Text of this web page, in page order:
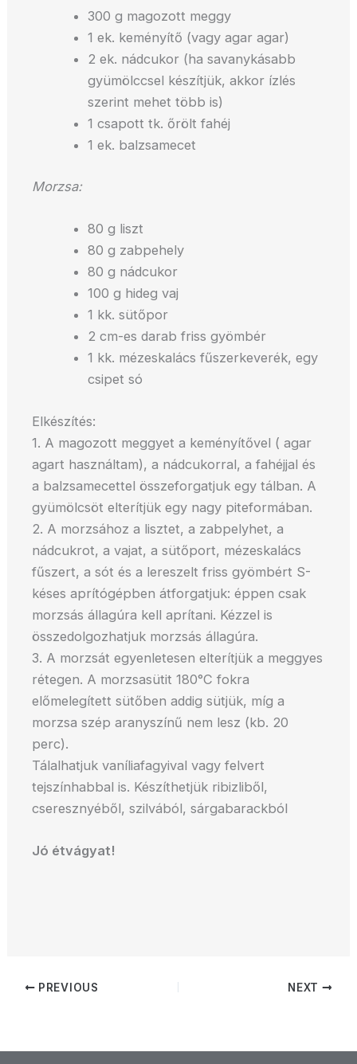
300 g magozott meggy
1 ek. keményítő (vagy agar agar)
2 ek. nádcukor (ha savanykásabb
gyümölccsel készítjük, akkor ízlés
szerint mehet több is)
1 csapott tk. őrölt fahéj
1 ek. balzsamecet
Morzsa:
80 g liszt
80 g zabpehely
80 g nádcukor
100 g hideg vaj
1 kk. sütőpor
2 cm-es darab friss gyömbér
1 kk. mézeskalács fűszerkeverék, egy
csipet só
Elkészítés:
1. A magozott meggyet a keményítővel ( agar
agart használtam), a nádcukorral, a fahéjjal és
a balzsamecettel összeforgatjuk egy tálban. A
gyümölcsöt elterítjük egy nagy piteformában.
2. A morzsához a lisztet, a zabpelyhet, a
nádcukrot, a vajat, a sütőport, mézeskalács
fűszert, a sót és a lereszelt friss gyömbért S-
késes aprítógépben átforgatjuk: éppen csak
morzsás állagúra kell aprítani. Kézzel is
összedolgozhatjuk morzsás állagúra.
3. A morzsát egyenletesen elterítjük a meggyes
rétegen. A morzsasütit 180°C fokra
előmelegített sütőben addig sütjük, míg a
morzsa szép aranyszínű nem lesz (kb. 20
perc).
Tálalhatjuk vaníliafagyival vagy felvert
tejszínhabbal is. Készíthetjük ribizliből,
cseresznyéből, szilvából, sárgabarackból
Jó étvágyat!
PREVIOUS NEXT